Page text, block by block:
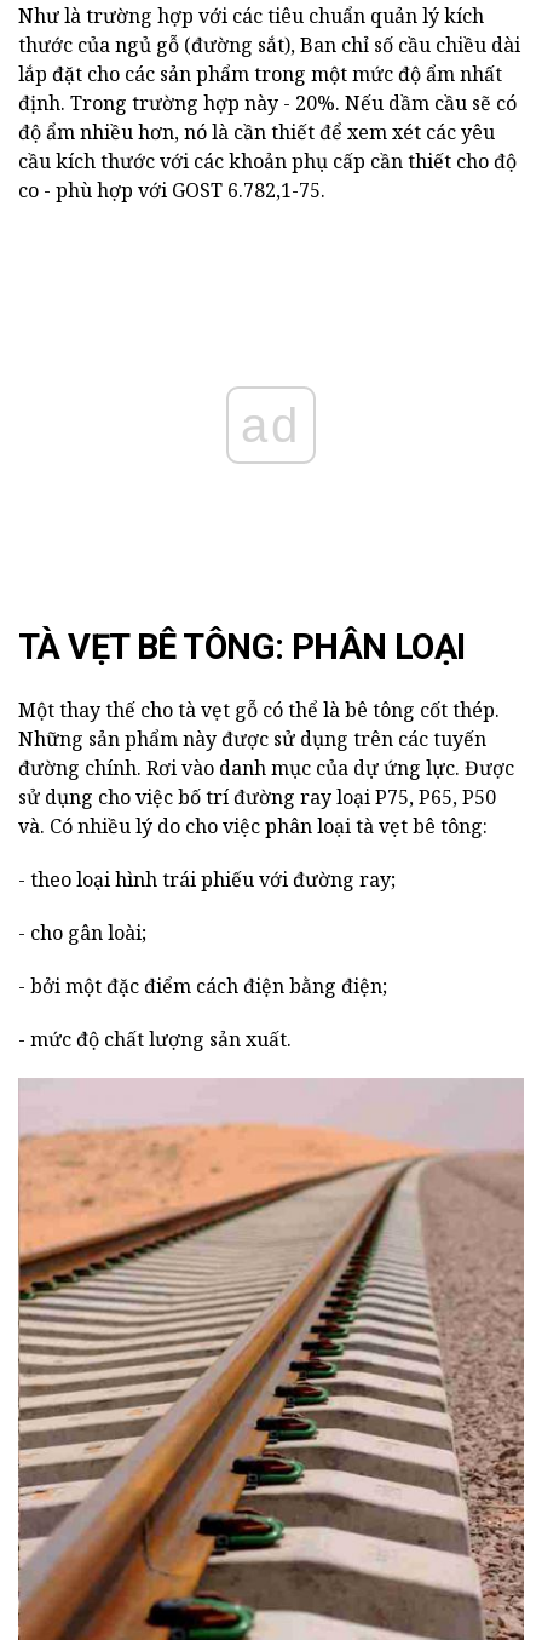
Như là trường hợp với các tiêu chuẩn quản lý kích
thước của ngủ gỗ (đường sắt), Ban chỉ số cầu chiều dài
lắp đặt cho các sản phẩm trong một mức độ ẩm nhất
định. Trong trường hợp này - 20%. Nếu dầm cầu sẽ có
độ ẩm nhiều hơn, nó là cần thiết để xem xét các yêu
cầu kích thước với các khoản phụ cấp cần thiết cho độ
co - phù hợp với GOST 6.782,1-75.
ad
TÀ VẸT BÊ TÔNG: PHÂN LOẠI
Một thay thế cho tà vẹt gỗ có thể là bê tông cốt thép.
Những sản phẩm này được sử dụng trên các tuyến
đường chính. Rơi vào danh mục của dự ứng lực. Được
sử dụng cho việc bố trí đường ray loại P75, P65, P50
và. Có nhiều lý do cho việc phân loại tà vẹt bê tông:
- theo loại hình trái phiếu với đường ray;
- cho gân loài;
- bởi một đặc điểm cách điện bằng điện;
- mức độ chất lượng sản xuất.